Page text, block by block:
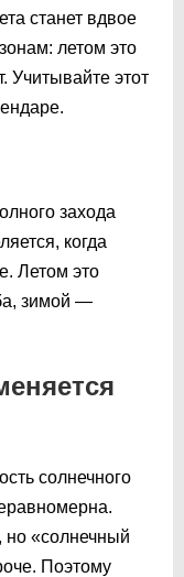
станет вдвое
летом это
Учитывайте этот
захода
когда
Летом это
зимой —
солнечного
но «солнечный
Поэтому